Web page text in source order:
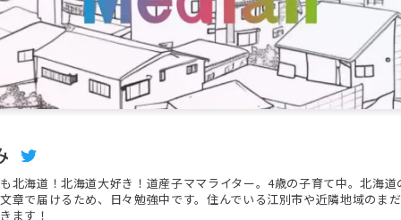
北海道！北海道大好き！道産子ママライター。4歳の子育て中。北海
章で届けるため、日々勉強中です。住んでいる江別市や近隣地域のま
ます！